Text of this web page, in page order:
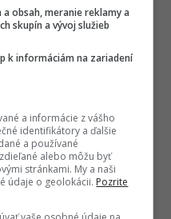
s týmito projektami
prudký nárast návštevnosti
desaťtisíce obyvateľov
návštevníkov nákupných
v oblasti, keďže viaceré
transformáciou. To
s využitím súčasnej cestnej
prispeje k riešeniu, by mala
a Ružinovskú radiálu
Hlavného mesta, ktoré
tak získajú vynikajúce
obsah, meranie reklamy a
skupín a vývoj služieb
k informáciám na zariadení
a informácie z vášho
identifikátory a ďalšie
a používané
alebo môžu byť
stránkami. My a naši
údaje o geolokácii. Pozrite